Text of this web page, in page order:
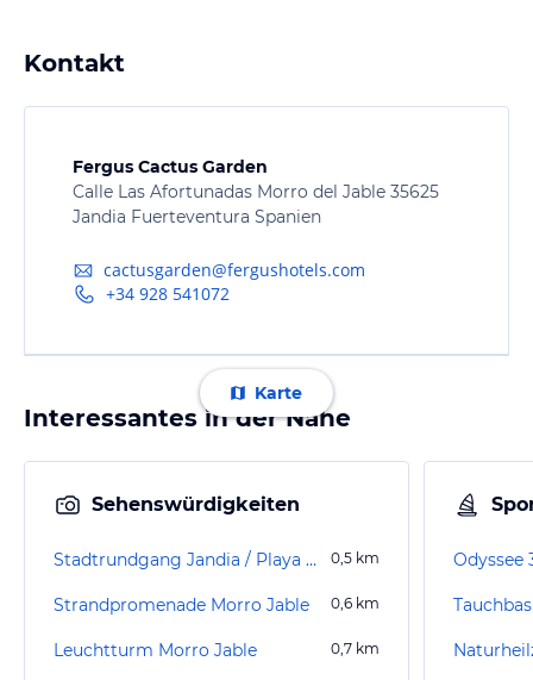
Kontakt
Fergus Cactus Garden
Calle Las Afortunadas Morro del Jable 35625
Jandia Fuerteventura Spanien
cactusgarden@fergushotels.com
+34 928 541072
Karte
Interessantes in der Nähe
Sehenswürdigkeiten
Stadtrundgang Jandia / Playa de Jandia 0,5 km
Strandpromenade Morro Jable 0,6 km
Leuchtturm Morro Jable 0,7 km
Odyssee